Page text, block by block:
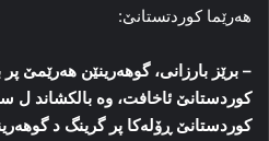
هەرێما کوردتستانێ:
– برێز بارزانی، گوهه‌رینێن هه‌رێمێ
کوردستانێ ئاخافت، وه‌ بالکشاند ل
کوردستانێ ڕۆله‌کا پر گرینگ د